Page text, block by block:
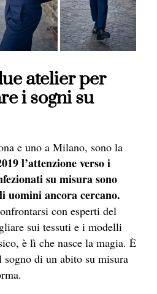
atelier per
i sogni su
e uno a Milano, sono la
l’attenzione verso i
su misura sono
uomini ancora cercano.
con esperti del
sui tessuti e i modelli
è lì che nasce la magia. È
di un abito su misura